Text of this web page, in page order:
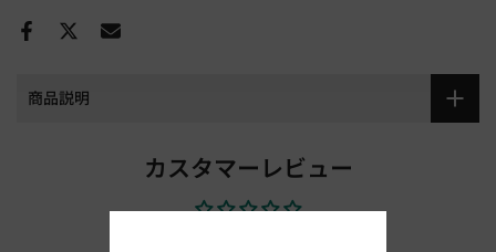
商品説明
カスタマーレビュー